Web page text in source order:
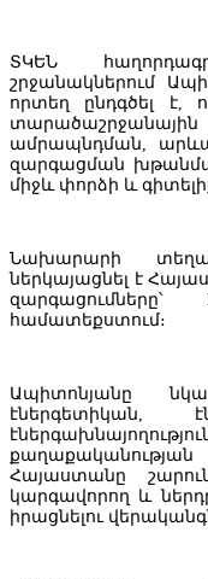
Դանիել Ազատյան.
վարկերի
ՏԿԵՆ
շրջանակներում
որտեղ ընդգծել է,
ամրապնդման,
զարգացման
միջև փորձի և
Նախարարի
ներկայացնել է
զարգացումները՝
համատեքստում։
Ապիտոնյանը
էներգետիկան,
քաղաքականության
Հայաստանը
կարգավորող և
իրացնելու